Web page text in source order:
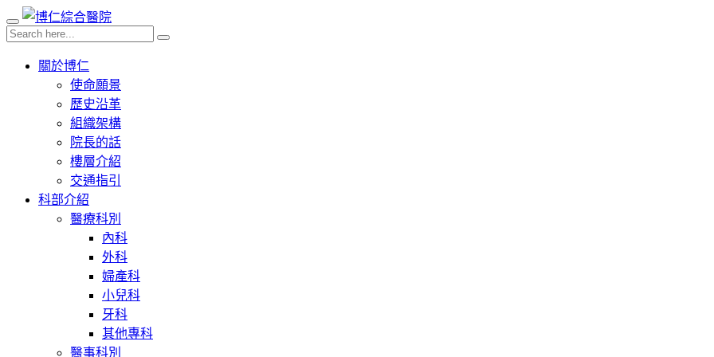
關於博仁
使命願景
歷史沿革
組織架構
院長的話
樓層介紹
交通指引
科部介紹
醫療科別
內科
外科
婦產科
小兒科
牙科
其他專科
醫事科別